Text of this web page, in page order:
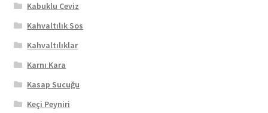
Kabuklu Ceviz
Kahvaltılık Sos
Kahvaltılıklar
Karnı Kara
Kasap Sucuğu
Keçi Peyniri